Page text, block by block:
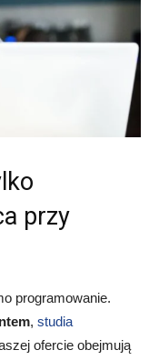
przy
programowanie.
, studia
ofercie obejmują